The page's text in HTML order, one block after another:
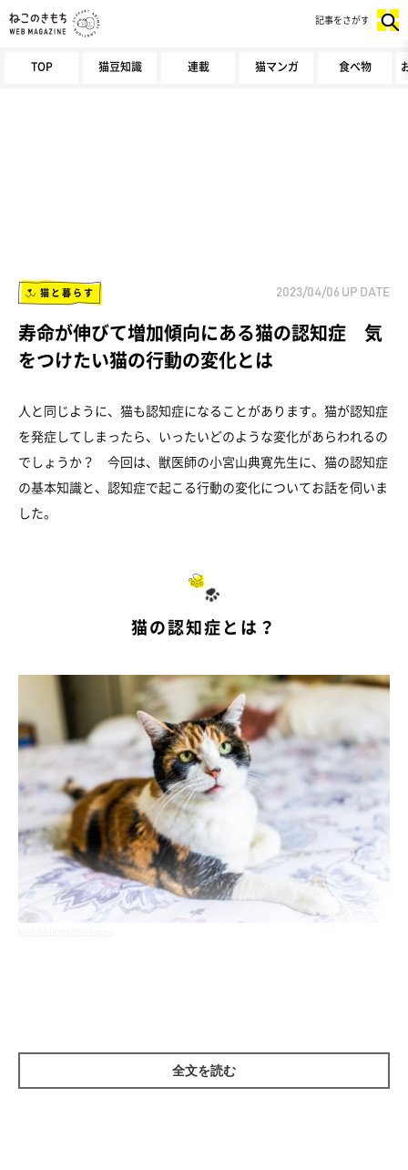
TOP 猫豆知識 連載 猫マンガ 食べ物
記事をさがす
猫と暮らす 2023/04/06 UP DATE
寿命が伸びて増加傾向にある猫の認知症 気
をつけたい猫の行動の変化とは
人と同じように、猫も認知症になることがあります。猫が認知症
を発症してしまったら、いったいどのような変化があらわれるの
でしょうか？ 今回は、獣医師の小宮山典寛先生に、猫の認知症
の基本知識と、認知症で起こる行動の変化についてお話を伺いま
した。
猫の認知症とは？
通常10才以上の猫に症状があらわれ、近年猫の寿命が延びている
のにともなって、認知症を発症する猫は増加傾向にあります。し
全文を読む